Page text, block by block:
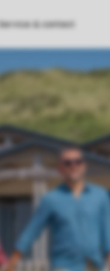
Service & contact